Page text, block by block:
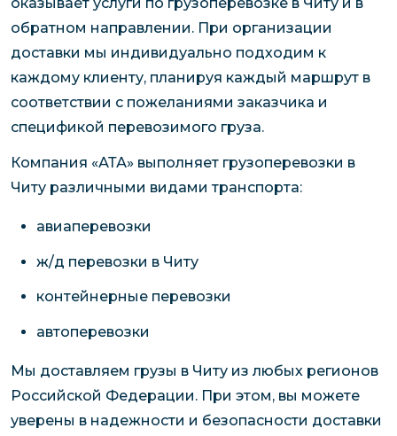
обратном направлении. При организации
доставки мы индивидуально подходим к
каждому клиенту, планируя каждый маршрут в
соответствии с пожеланиями заказчика и
спецификой перевозимого груза.
Компания «АТА» выполняет грузоперевозки в
Читу различными видами транспорта:
авиаперевозки
ж/д перевозки в Читу
контейнерные перевозки
автоперевозки
Мы доставляем грузы в Читу из любых регионов
Российской Федерации. При этом, вы можете
уверены в надежности и безопасности доставки